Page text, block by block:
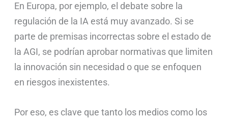
En Europa, por ejemplo, el debate sobre la
regulación de la IA está muy avanzado. Si se
parte de premisas incorrectas sobre el estado de
la AGI, se podrían aprobar normativas que limiten
la innovación sin necesidad o que se enfoquen
en riesgos inexistentes.
Por eso, es clave que tanto los medios como los